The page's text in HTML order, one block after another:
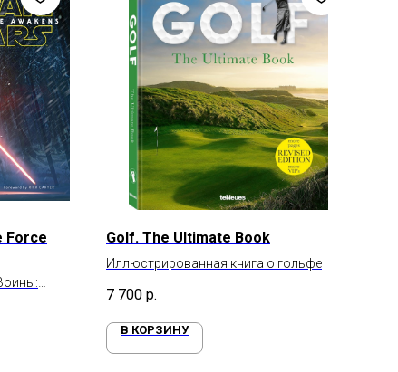
Force
Golf. The Ultimate Book
Иллюстрированная книга о гольфе
7 700 р.
В КОРЗИНУ